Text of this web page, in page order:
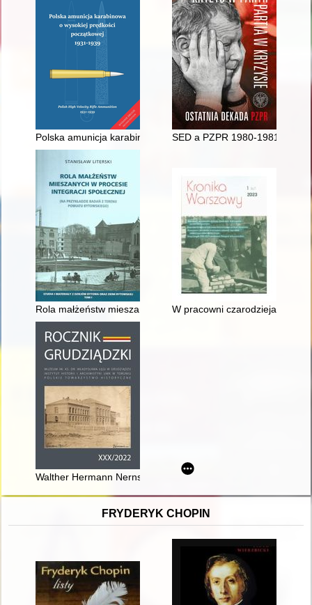
Polska amunicja karabinowa o wysokiej prędkości
SED a PZPR 1980-1981 :
Rola małżeństw mieszanych w procesie integracji
W pracowni czarodzieja : o
Walther Hermann Nernst (1864-1941) : życie i działalność
FRYDERYK CHOPIN